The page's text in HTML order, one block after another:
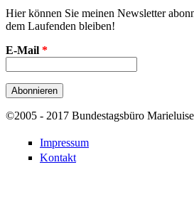
Hier können Sie meinen Newsletter
dem Laufenden bleiben!
E-Mail *
©2005 - 2017 Bundestagsbüro
Impressum
Kontakt